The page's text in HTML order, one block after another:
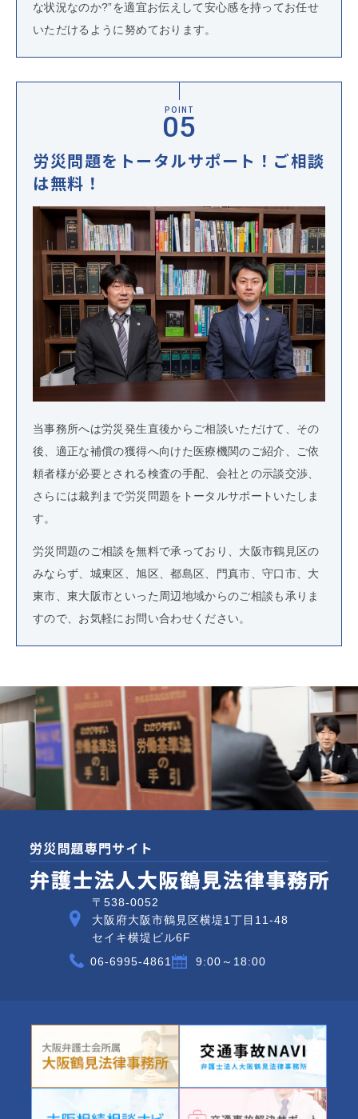
な状況なのか?”を適宜お伝えして安心感を持ってお任せ
いただけるように努めております。
POINT
労災問題をトータルサポート！ご相談
は無料！
当事務所へは労災発生直後からご相談いただけて、その
後、適正な補償の獲得へ向けた医療機関のご紹介、ご依
頼者様が必要とされる検査の手配、会社との示談交渉、
さらには裁判まで労災問題をトータルサポートいたしま
す。
労災問題のご相談を無料で承っており、大阪市鶴見区の
みならず、城東区、旭区、都島区、門真市、守口市、大
東市、東大阪市といった周辺地域からのご相談も承りま
すので、お気軽にお問い合わせください。
Previous Next
〒538-0052
大阪府大阪市鶴見区横堤1丁目11-48
セイキ横堤ビル6F
06-6995-4861
9:00～18:00